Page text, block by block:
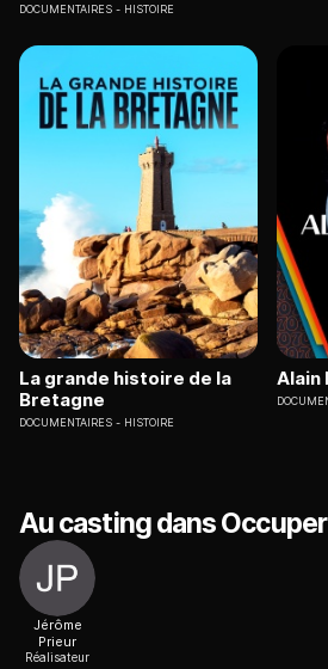
DOCUMENTAIRES HISTOIRE
La grande histoire de la
Bretagne
DOCUMENTAIRES HISTOIRE
Alain
Au casting dans
Jérôme
Prieur
Réalisateur